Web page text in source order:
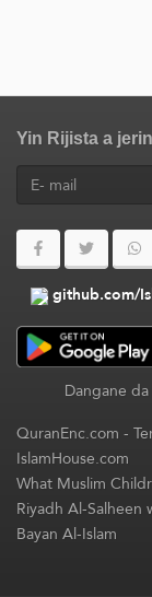
Yin Rijista a
github.com/
Dangane
QuranEnc.com-
IslamHouse.com
What Muslim
Riyadh Al-
Bayan Al-Islam